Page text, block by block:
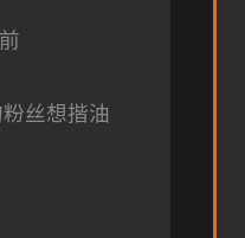
丝想揩油